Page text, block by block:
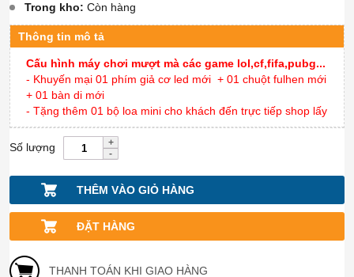
Trong kho: Còn hàng
Thông tin mô tả
Cấu hình máy chơi mượt mà các game lol,cf,fifa,pubg...
- Khuyến mại 01 phím giả cơ led mới + 01 chuột fulhen mới
+ 01 bàn di mới
- Tặng thêm 01 bộ loa mini cho khách đến trực tiếp shop lấy
Số lượng
THÊM VÀO GIỎ HÀNG
ĐẶT HÀNG
THANH TOÁN KHI GIAO HÀNG